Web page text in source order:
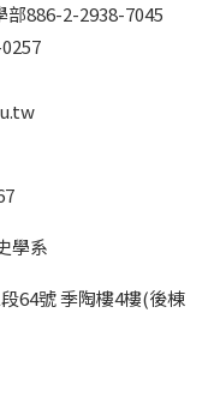
886-2-2938-7045
學系
64號 季陶樓4樓(後棟